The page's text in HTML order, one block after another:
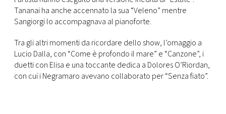
RMC
CONSIGLIA
Tananai ha anche accennato la sua “Veleno” mentre
Sangiorgi lo accompagnava al pianoforte.
Tra gli altri momenti da ricordare dello show, l’omaggio a
Lucio Dalla, con “Come è profondo il mare” e “Canzone”, i
duetti con Elisa e una toccante dedica a Dolores O’Riordan,
con cui i Negramaro avevano collaborato per “Senza fiato”.